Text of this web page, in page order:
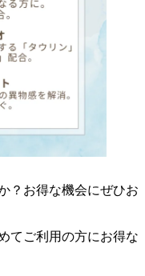
？お得な機会にぜひお
てご利用の方にお得な